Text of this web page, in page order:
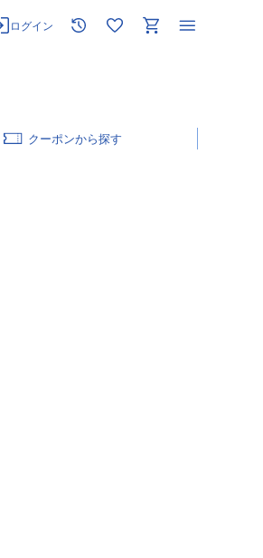
ログイン
クーポン